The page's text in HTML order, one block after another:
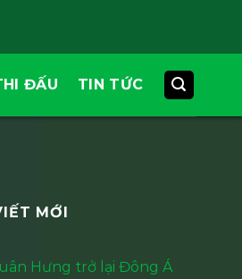
ĐẤU TIN TỨC
MỚI
Hưng trở lại Đông Á